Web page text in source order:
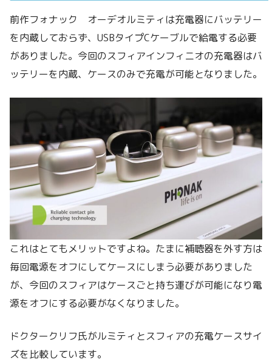
前作フォナック オーデオルミティは充電器にバッテリー
を内蔵しておらず、USBタイプCケーブルで給電する必要
がありました。今回のスフィアインフィニオの充電器はバ
ッテリーを内蔵、ケースのみで充電が可能となりました。
これはとてもメリットですよね。たまに補聴器を外す方は
毎回電源をオフにしてケースにしまう必要がありました
が、今回のスフィアはケースごと持ち運びが可能になり電
源をオフにする必要がなくなりました。
ドクタークリフ氏がルミティとスフィアの充電ケースサイ
ズを比較しています。